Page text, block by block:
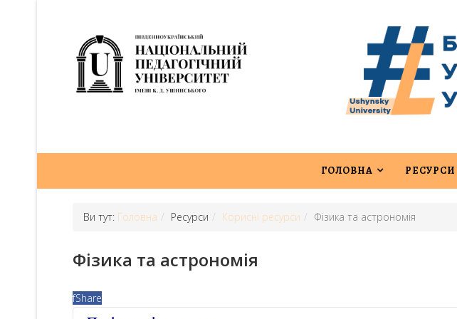
ГОЛОВНА РЕСУРСИ
Ви тут: Головна Ресурси Корисні ресурси Фізика та астрономія
Фізика та астрономія
fShare